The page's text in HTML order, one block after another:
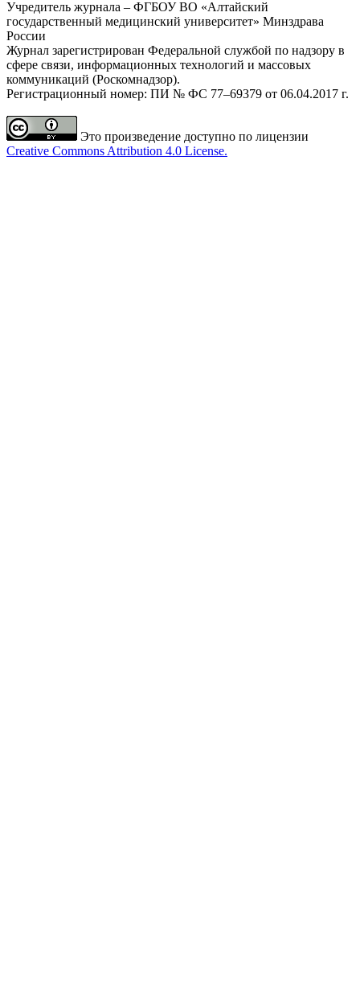
Учредитель журнала – ФГБОУ ВО «Алтайский
государственный медицинский университет» Минздрава
России
Журнал зарегистрирован Федеральной службой по надзору в
сфере связи, информационных технологий и массовых
коммуникаций (Роскомнадзор).
Регистрационный номер: ПИ № ФС 77–69379 от 06.04.2017 г.
Это произведение доступно по лицензии
Creative Commons Attribution 4.0 License.